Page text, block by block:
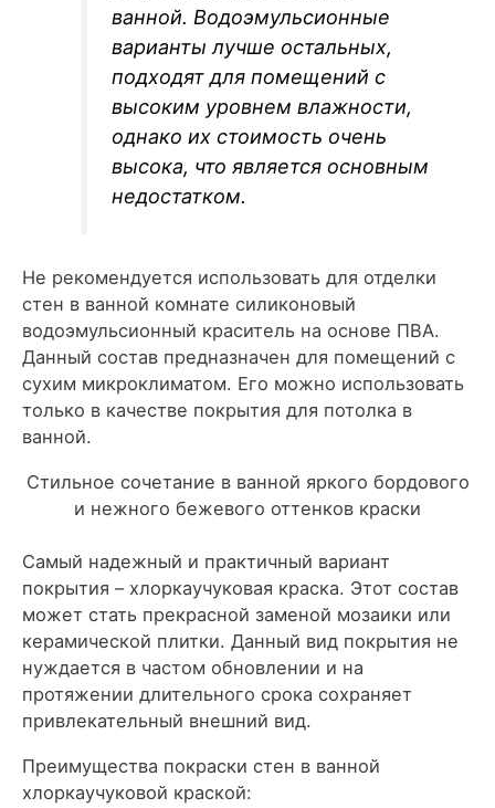
ванной. Водоэмульсионные
варианты лучше остальных,
подходят для помещений с
высоким уровнем влажности,
однако их стоимость очень
высока, что является основным
недостатком.
Не рекомендуется использовать для отделки
стен в ванной комнате силиконовый
водоэмульсионный краситель на основе ПВА.
Данный состав предназначен для помещений с
сухим микроклиматом. Его можно использовать
только в качестве покрытия для потолка в
ванной.
Стильное сочетание в ванной яркого бордового
и нежного бежевого оттенков краски
Самый надежный и практичный вариант
покрытия – хлоркаучуковая краска. Этот состав
может стать прекрасной заменой мозаики или
керамической плитки. Данный вид покрытия не
нуждается в частом обновлении и на
протяжении длительного срока сохраняет
привлекательный внешний вид.
Преимущества покраски стен в ванной
хлоркаучуковой краской: